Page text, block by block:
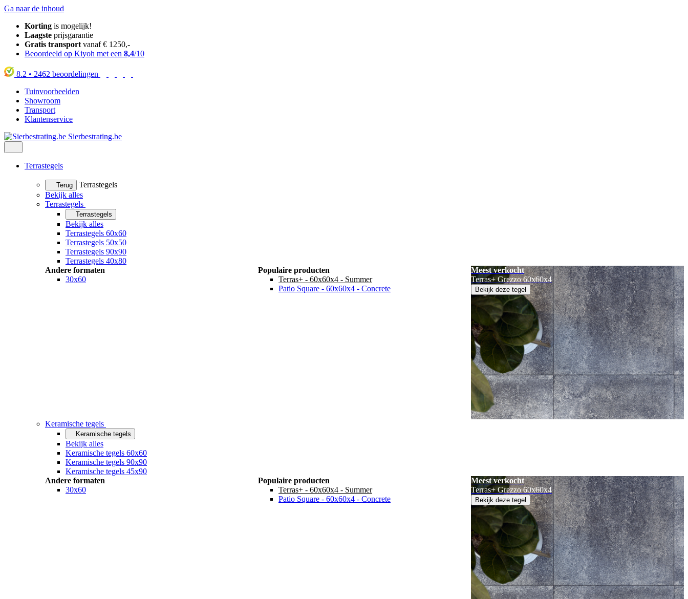
Ga naar de inhoud
Korting is mogelijk!
Laagste prijsgarantie
Gratis transport vanaf € 1250,-
Beoordeeld op Kiyoh met een 8,4/10
8.2 • 2462 beoordelingen
Tuinvoorbeelden
Showroom
Transport
Klantenservice
Sierbestrating.be
Terrastegels
Terug
Terrastegels
Bekijk alles
Terrastegels
Terrastegels
Bekijk alles
Terrastegels 60x60
Terrastegels 50x50
Terrastegels 90x90
Terrastegels 40x80
Andere formaten
30x60
Populaire producten
Terras+ - 60x60x4 - Summer
Patio Square - 60x60x4 - Concrete
Meest verkocht
Terras+ Grezzo 60x60x4
Bekijk deze tegel
Keramische tegels
Keramische tegels
Bekijk alles
Keramische tegels 60x60
Keramische tegels 90x90
Keramische tegels 45x90
Andere formaten
30x60
Populaire producten
Terras+ - 60x60x4 - Summer
Patio Square - 60x60x4 - Concrete
Meest verkocht
Terras+ Grezzo 60x60x4
Bekijk deze tegel